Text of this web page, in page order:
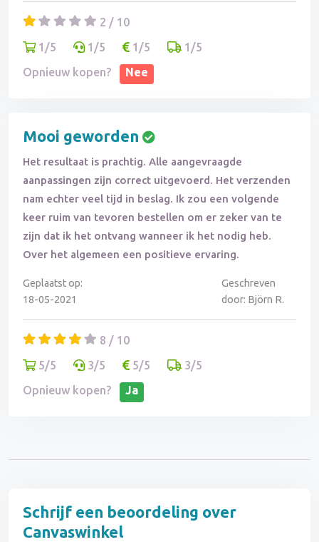
2 / 10
1/5
1/5 1/5
1/5
Opnieuw kopen?
Nee
Mooi geworden
Het resultaat is prachtig. Alle aangevraagde
aanpassingen zijn correct uitgevoerd. Het verzenden
nam echter veel tijd in beslag. Ik zou een volgende
keer ruim van tevoren bestellen om er zeker van te
zijn dat ik het ontvang wanneer ik het nodig heb.
Over het algemeen een positieve ervaring.
Geplaatst op:
18-05-2021
Geschreven
door: Björn R.
8 / 10
5/5
3/5 5/5
3/5
Opnieuw kopen?
Ja
Schrijf een beoordeling over
Canvaswinkel